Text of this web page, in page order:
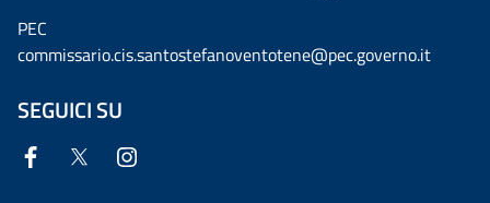
PEC
commissario.cis.santostefanoventotene@pec.governo.it
SEGUICI SU